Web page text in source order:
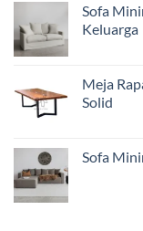
Sofa
Keluarga
Meja
Solid
Sofa